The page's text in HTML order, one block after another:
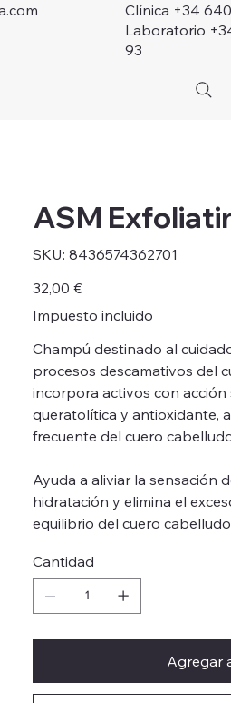
Clínica +34
Laboratorio
93
ASM
SKU: SKU
8436574362701
8436574362701
Precio
32,00 €
Impuesto incluido
Champú destinado al
procesos descamativos del
incorpora activos con
queratolítica y antioxidante,
frecuente del cuero
Ayuda a aliviar la sensación
hidratación y elimina el
equilibrio del cuero
Cantidad
Agregar